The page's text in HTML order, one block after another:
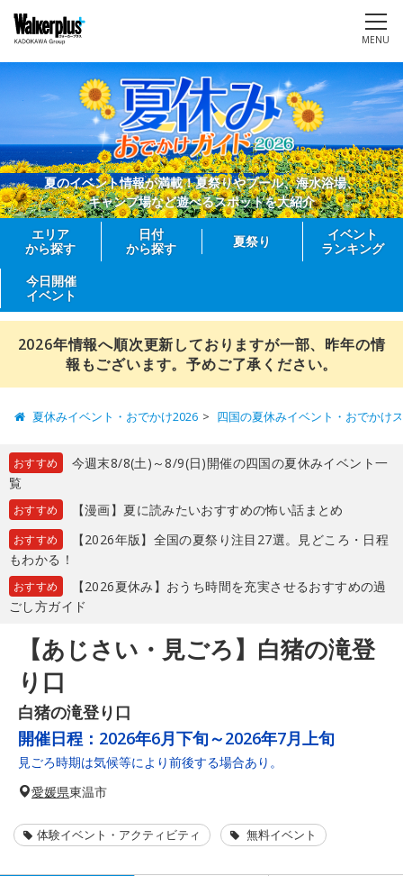
MENU
夏のイベント情報が満載！夏祭りやプール、海水浴場、
キャンプ場など遊べるスポットを大紹介
エリア
から探す
日付
から探す
夏祭り
イベント
ランキング
今日開催
イベント
2026年情報へ順次更新しておりますが一部、昨年の情
報もございます。予めご了承ください。
夏休みイベント・おでかけ2026 四国の夏休みイベント・おでかけ
おすすめ
今週末8/8(土)～8/9(日)開催の四国の夏休みイベント一
覧
おすすめ 【漫画】夏に読みたいおすすめの怖い話まとめ
おすすめ
【2026年版】全国の夏祭り注目27選。見どころ・日程
もわかる！
おすすめ
【2026夏休み】おうち時間を充実させるおすすめの過
ごし方ガイド
【あじさい・見ごろ】白猪の滝登
り口
白猪の滝登り口
開催日程： 2026年6月下旬～2026年7月上旬
見ごろ時期は気候等により前後する場合あり。
愛媛県東温市
体験イベント・アクティビティ 無料イベント